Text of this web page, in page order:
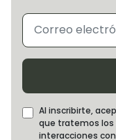
Al inscribirte,
que tratemos
interacciones